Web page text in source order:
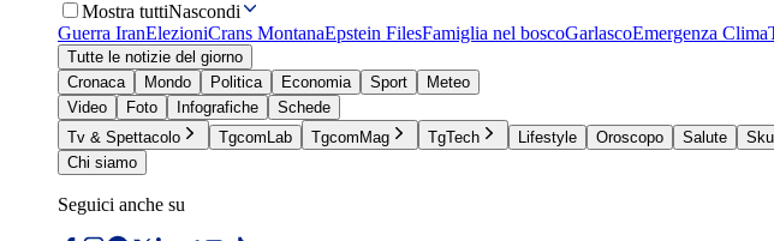
Mostra tuttiNascondi
Guerra IranElezioniCrans MontanaEpstein FilesFamiglia nel boscoGarlascoEmergenza Clima
Tutte le notizie del giorno
Cronaca
Mondo Politica Economia Sport
Meteo
Video
Foto Infografiche
Schede
Tv & Spettacolo
TgcomLab TgcomMag TgTech Lifestyle Oroscopo Salute
Chi siamo
Seguici anche su